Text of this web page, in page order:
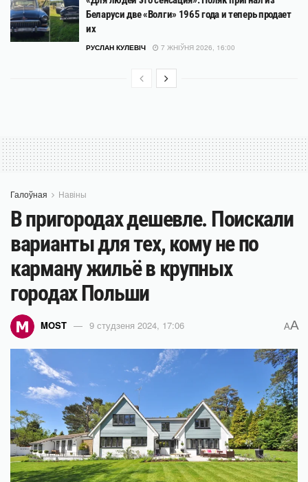
Беларуси две «Волги» 1965 года и теперь продает
их
РУСЛАН КУЛЕВІЧ 7 ЖНІЎНЯ 2026, 16:00
Галоўная Навіны
В пригородах дешевле. Поискали
варианты для тех, кому не по
карману жильё в крупных
городах Польши
MOST 9 студзеня 2024, 17:06 AA